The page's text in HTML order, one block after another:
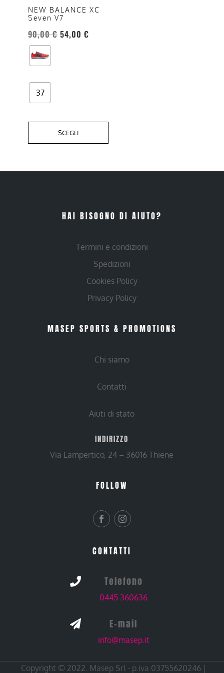
NEW BALANCE XC
Seven V7
90,00€ 54,00 €
37
SCEGLI
opzioni
possono
essere
scelte
nella
del
prodotto
HAI BISOGNO DI AIUTO?
Termini e condizioni
Spedizioni
Cookies Policy
Privacy Policy
MASEP SPORTS & PROMOTIONS
Chi siamo
Contatti
Aiuti di stato
INDIRIZZO
Via Lampertico, 24 – 36016 Thiene
FOLLOW
CONTATTI
 Telefono
0445 360636
 E-mail
info@masep.it
Copyright © 2022. Masep Srl - p.iva 03755620246 |